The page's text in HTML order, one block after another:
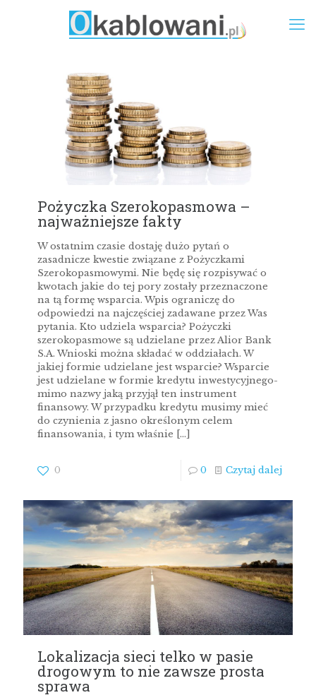
Pożyczka Szerokopasmowa –
najważniejsze fakty
W ostatnim czasie dostaję dużo pytań o
zasadnicze kwestie związane z Pożyczkami
Szerokopasmowymi. Nie będę się rozpisywać o
kwotach jakie do tej pory zostały przeznaczone
na tą formę wsparcia. Wpis ograniczę do
odpowiedzi na najczęściej zadawane przez Was
pytania. Kto udziela wsparcia? Pożyczki
szerokopasmowe są udzielane przez Alior Bank
S.A. Wnioski można składać w oddziałach. W
jakiej formie udzielane jest wsparcie? Wsparcie
jest udzielane w formie kredytu inwestycyjnego-
mimo nazwy jaką przyjął ten instrument
finansowy. W przypadku kredytu musimy mieć
do czynienia z jasno określonym celem
finansowania, i tym właśnie […]
0 0 Czytaj dalej
Lokalizacja sieci telko w pasie
drogowym to nie zawsze prosta
sprawa